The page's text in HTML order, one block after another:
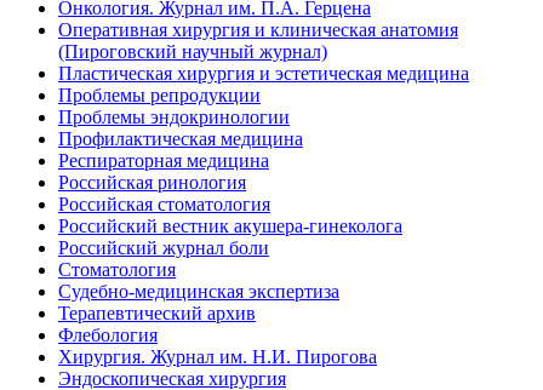
Онкология. Журнал им. П.А. Герцена
Оперативная хирургия и клиническая анатомия
(Пироговский научный журнал)
Пластическая хирургия и эстетическая медицина
Проблемы репродукции
Проблемы эндокринологии
Профилактическая медицина
Респираторная медицина
Российская ринология
Российская стоматология
Российский вестник акушера-гинеколога
Российский журнал боли
Стоматология
Судебно-медицинская экспертиза
Терапевтический архив
Флебология
Хирургия. Журнал им. Н.И. Пирогова
Эндоскопическая хирургия